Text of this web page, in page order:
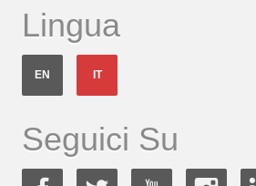
Lingua
EN IT
Seguici Su